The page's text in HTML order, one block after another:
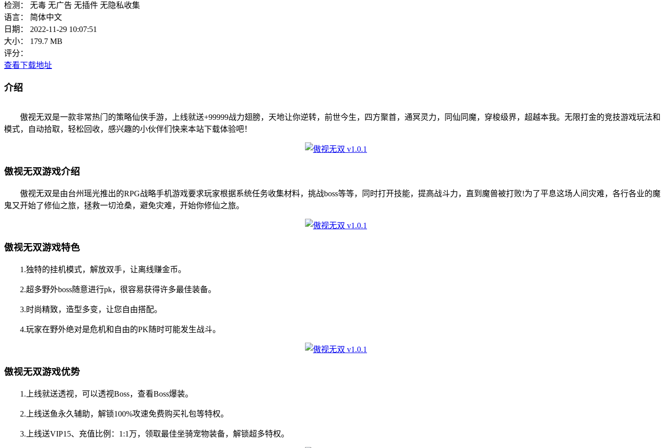
检测： 无毒 无广告 无插件 无隐私收集
语言：
简体中文
日期：
2022-11-29 10:07:51
大小：
179.7 MB
评分：
查看下载地址
介绍
傲视无双是一款非常热门的策略仙侠手游，上线就送+99999战力翅膀，天地让你逆转，前世今生，四方聚首，通冥灵力，同仙同魔，穿梭级界，超越本我。无限打金的竞技游戏玩法和
模式，自动拾取，轻松回收，感兴趣的小伙伴们快来本站下载体验吧！
傲视无双游戏介绍
傲视无双是由台州瑶光推出的RPG战略手机游戏要求玩家根据系统任务收集材料，挑战boss等等，同时打开技能，提高战斗力，直到魔兽被打败!为了平息这场人间灾难，各行各业的魔
鬼又开始了修仙之旅，拯救一切沧桑，避免灾难，开始你修仙之旅。
傲视无双游戏特色
1.独特的挂机模式，解放双手，让离线赚金币。
2.超多野外boss随意进行pk，很容易获得许多最佳装备。
3.时尚精致，造型多变，让您自由搭配。
4.玩家在野外绝对是危机和自由的PK随时可能发生战斗。
傲视无双游戏优势
1.上线就送透视，可以透视Boss，查看Boss爆装。
2.上线送鱼永久辅助，解锁100%攻速免费购买礼包等特权。
3.上线送VIP15、充值比例：1:1万，领取最佳坐骑宠物装备，解锁超多特权。